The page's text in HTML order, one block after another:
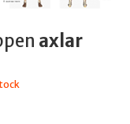
axlar